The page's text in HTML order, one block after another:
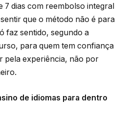
7 dias com reembolso integral
que o método não é para
faz sentido, segundo a
para quem tem confiança
pela experiência, não por
de idiomas para dentro